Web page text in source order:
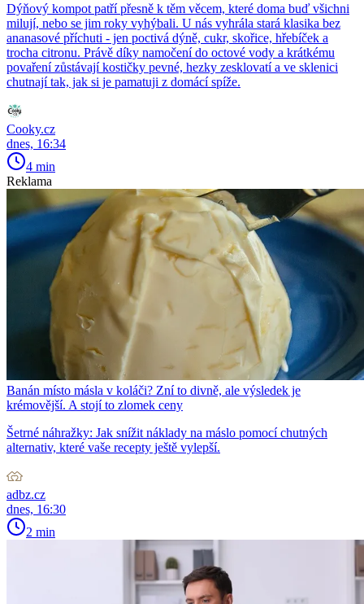
Dýňový kompot patří přesně k těm věcem, které doma buď všichni
milují, nebo se jim roky vyhýbali. U nás vyhrála stará klasika bez
ananasové příchuti - jen poctivá dýně, cukr, skořice, hřebíček a
trocha citronu. Právě díky namočení do octové vody a krátkému
povaření zůstávají kostičky pevné, hezky zesklovatí a ve sklenici
chutnají tak, jak si je pamatuji z domácí spíže.
Cooky.cz
dnes, 16:34
4 min
Reklama
Banán místo másla v koláči? Zní to divně, ale výsledek je
krémovější. A stojí to zlomek ceny
Šetrné náhražky: Jak snížit náklady na máslo pomocí chutných
alternativ, které vaše recepty ještě vylepší.
adbz.cz
dnes, 16:30
2 min